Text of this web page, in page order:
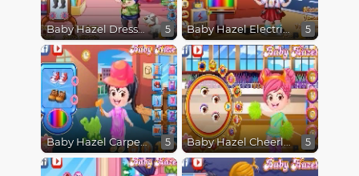
Baby Hazel Dressmaker Dressup 5 Baby Hazel Electrician Dressup 5
Baby Hazel Carpenter Dressup 5 Baby Hazel Cheerleader Dressup 5